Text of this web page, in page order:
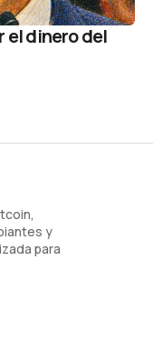
el dinero del
y
para